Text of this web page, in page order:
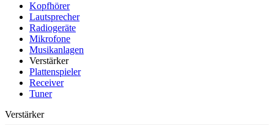
Kopfhörer
Lautsprecher
Radiogeräte
Mikrofone
Musikanlagen
Verstärker
Plattenspieler
Receiver
Tuner
Verstärker